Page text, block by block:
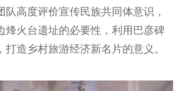
队高度评价宣传民族共同体意识，
烽火台遗址的必要性，利用巴彦碑
打造乡村旅游经济新名片的意义。